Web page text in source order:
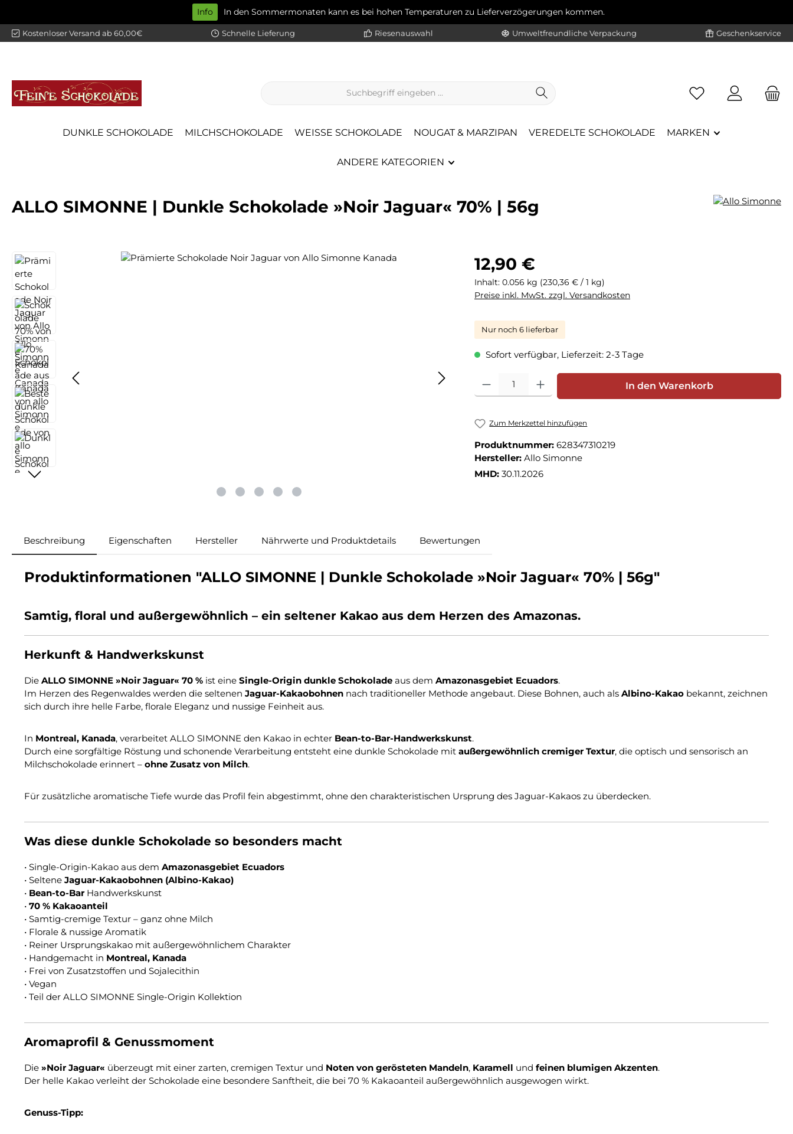
Info In den Sommermonaten kann es bei hohen Temperaturen zu Lieferverzögerungen kommen.
Kostenloser Versand ab 60,00€ Schnelle Lieferung Riesenauswahl Umweltfreundliche Verpackung Geschenkservice
DUNKLE SCHOKOLADE MILCHSCHOKOLADE WEISSE SCHOKOLADE NOUGAT & MARZIPAN VEREDELTE SCHOKOLADE MARKEN
ANDERE KATEGORIEN
ALLO SIMONNE | Dunkle Schokolade »Noir Jaguar« 70% | 56g
Bildergalerie überspringen Regulärer Preis:
12,90 €
Inhalt: 0.056 kg (230,36 € / 1 kg)
Preise inkl. MwSt. zzgl. Versandkosten
Nur noch 6 lieferbar
Sofort verfügbar, Lieferzeit: 2-3 Tage
Produkt Anzahl: Gib den gewünschten Wert ein oder benutze die
In den Warenkorb
Zum Merkzettel hinzufügen
Produktnummer: 628347310219
Hersteller: Allo Simonne
MHD: 30.11.2026
Beschreibung Eigenschaften Hersteller Nährwerte und Produktdetails Bewertungen
Produktinformationen "ALLO SIMONNE | Dunkle Schokolade »Noir Jaguar« 70% | 56g"
Samtig, floral und außergewöhnlich – ein seltener Kakao aus dem Herzen des Amazonas.
Herkunft & Handwerkskunst
Die ALLO SIMONNE »Noir Jaguar« 70 % ist eine Single-Origin dunkle Schokolade aus dem Amazonasgebiet Ecuadors.
Im Herzen des Regenwaldes werden die seltenen Jaguar-Kakaobohnen nach traditioneller Methode angebaut. Diese Bohnen, auch als Albino-Kakao bekannt, zeichnen
sich durch ihre helle Farbe, florale Eleganz und nussige Feinheit aus.
In Montreal, Kanada, verarbeitet ALLO SIMONNE den Kakao in echter Bean-to-Bar-Handwerkskunst.
Durch eine sorgfältige Röstung und schonende Verarbeitung entsteht eine dunkle Schokolade mit außergewöhnlich cremiger Textur, die optisch und sensorisch an
Milchschokolade erinnert – ohne Zusatz von Milch.
Für zusätzliche aromatische Tiefe wurde das Profil fein abgestimmt, ohne den charakteristischen Ursprung des Jaguar-Kakaos zu überdecken.
Was diese dunkle Schokolade so besonders macht
• Single-Origin-Kakao aus dem Amazonasgebiet Ecuadors
• Seltene Jaguar-Kakaobohnen (Albino-Kakao)
• Bean-to-BarHandwerkskunst
• 70 % Kakaoanteil
• Samtig-cremige Textur – ganz ohne Milch
• Florale & nussige Aromatik
• Reiner Ursprungskakao mit außergewöhnlichem Charakter
• Handgemacht in Montreal, Kanada
• Frei von Zusatzstoffen und Sojalecithin
• Vegan
• Teil der ALLO SIMONNE Single-Origin Kollektion
Aromaprofil & Genussmoment
Die »Noir Jaguar« überzeugt mit einer zarten, cremigen Textur und Noten von gerösteten Mandeln, Karamell und feinen blumigen Akzenten.
Der helle Kakao verleiht der Schokolade eine besondere Sanftheit, die bei 70 % Kakaoanteil außergewöhnlich ausgewogen wirkt.
Genuss-Tipp: